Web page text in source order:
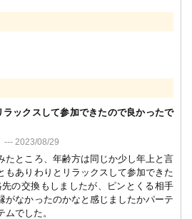
ラックスして参加できたので良かったで
--- 2023/08/29
たところ、年齢方は同じか少し年上と言
もありわりとリラックスして参加できた
の交換もしましたが、ピンとくる相手
がなかったのかなと感じましたかパーテ
ムでした。